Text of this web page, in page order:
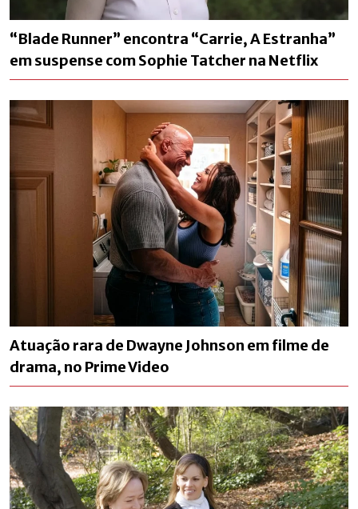
“Blade Runner” encontra “Carrie, A Estranha”
em suspense com Sophie Tatcher na Netflix
Atuação rara de Dwayne Johnson em filme de
drama, no Prime Video